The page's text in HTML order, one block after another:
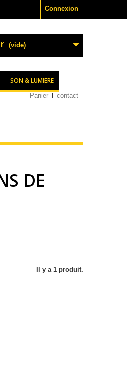
Connexion
(vide)
SON & LUMIERE
Panier contact
DE
Il y a 1 produit.